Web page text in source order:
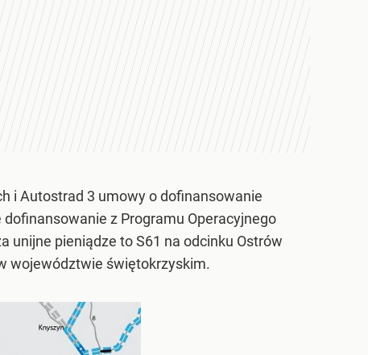
i Autostrad 3 umowy o dofinansowanie
z Programu Operacyjnego
unijne pieniądze to S61 na odcinku Ostrów
województwie świętokrzyskim.